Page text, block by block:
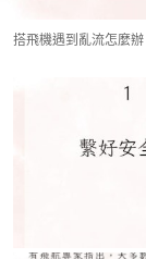
搭飛機遇到亂流怎麼辦